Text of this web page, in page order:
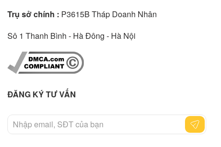
Trụ sở chính : P3615B Tháp Doanh Nhân
Sô 1 Thanh Bình - Hà Đông - Hà Nội
ĐĂNG KÝ TƯ VẤN